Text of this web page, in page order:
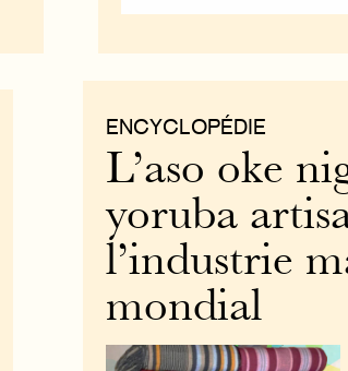
ENCYCLOPÉDIE
L’aso oke
yoruba
l’industrie
mondial